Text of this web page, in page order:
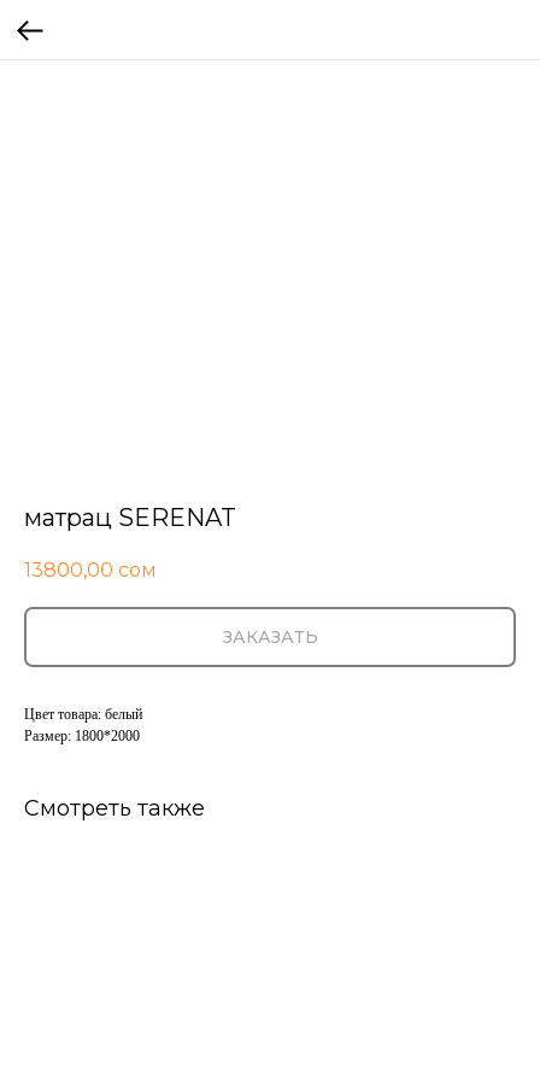
матрац SERENAT
13800,00 сом
ЗАКАЗАТЬ
Цвет товара: белый
Размер: 1800*2000
Смотреть также